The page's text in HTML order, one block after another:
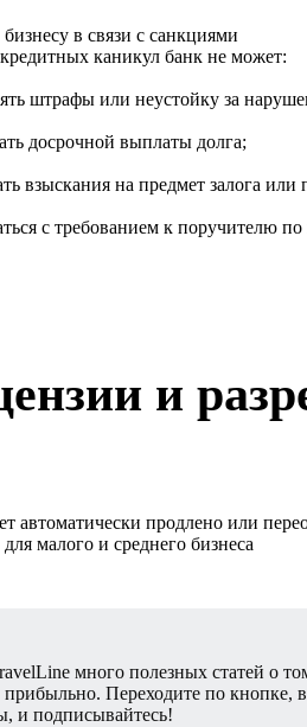
каникул банк не может:
штрафы или неустойку за
досрочной выплаты долга;
взыскания на предмет залога или
с требованием к поручителю по
и
автоматически продлено или
много полезных статей о
прибыльно. Переходите по кнопке,
и подписывайтесь!